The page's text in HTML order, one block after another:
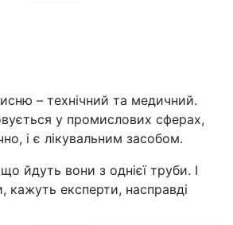
– технічний та медичний.
у промислових сферах,
і є лікувальним засобом.
йдуть вони з однієї труби. І
кажуть експерти, насправді